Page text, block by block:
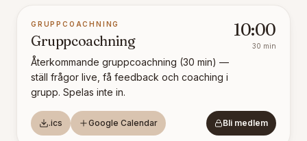
GRUPPCOACHNING
Gruppcoachning
Återkommande gruppcoachning (30 min) —
ställ frågor live, få feedback och coaching i
grupp. Spelas inte in.
10:00
30 min
.ics Google Calendar Bli medlem